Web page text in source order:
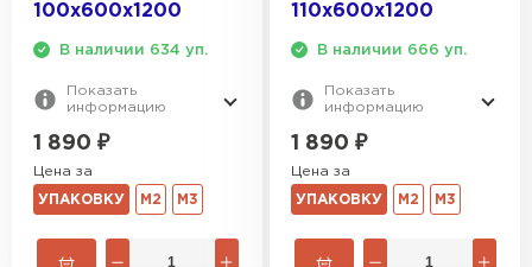
100х600х1200
В наличии 634 уп.
Показать
информацию
1 890 ₽
Цена за
УПАКОВКУ М2 М3
110х600х1200
В наличии 666 уп.
Показать
информацию
1 890 ₽
Цена за
УПАКОВКУ М2 М3